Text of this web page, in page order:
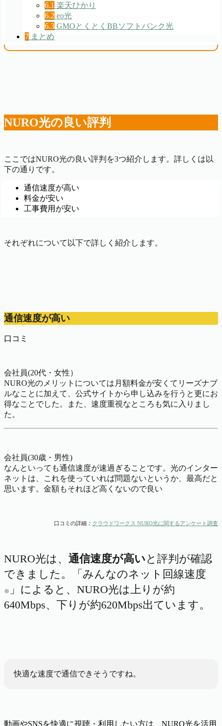
6.1 楽天ひかり
6.2 eo光
6.3 GMOとくとくBBソフトバンク光
7 まとめ
NURO光の良い評判
ここではNURO光の良い評判を3つ紹介します。詳しくは以
下の通りです。
通信速度が高い
料金が安い
工事費用が安い
それぞれについて以下で詳しく紹介します。
通信速度が高い
口コミ
会社員(20代・女性）
NURO光のメリットについては月額料金が安くてリーズナブ
ルなことに加えて、公式サイトから申し込みを行うと更にお
得なことでした。また、速度重視なところも気に入りまし
た。
会社員(30歳・男性)
なんといっても通信速度が速過ぎることです。光のインター
ネットは、これを使っていれば問題ないというか、最高だと
思います。金額もそれほど高くないので良い
口コミの詳細： クラウドワークス NURO光に関するアンケート調査
NURO光は、 通信速度が高いと評判が確認
できました。「みんなのネット回線速度
※
」によると、NURO光は上りが約
640Mbps、下りが約620Mbps出ています。
快適な速度で通信できそうですね。
動画やSNSを快適に視聴・利用したい方は、NURO光を活用